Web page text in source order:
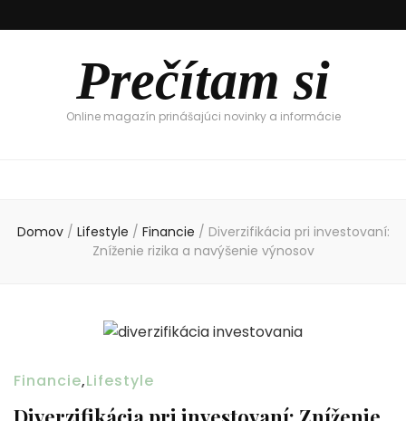
Prečítam si
Online magazín prinášajúci novinky a informácie
Domov / Lifestyle / Financie / Diverzifikácia pri investovaní:
Zníženie rizika a navýšenie výnosov
Financie,Lifestyle